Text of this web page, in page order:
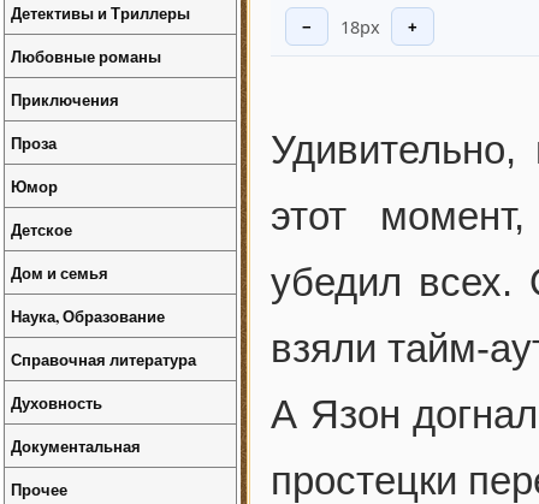
− 18px +
этот
убедил всех.
взяли тайм-
А Язон
простецки
Детективы и Триллеры
Любовные романы
Приключения
Проза
Юмор
Детское
Дом и семья
Наука, Образование
Справочная литература
Духовность
Документальная
Прочее